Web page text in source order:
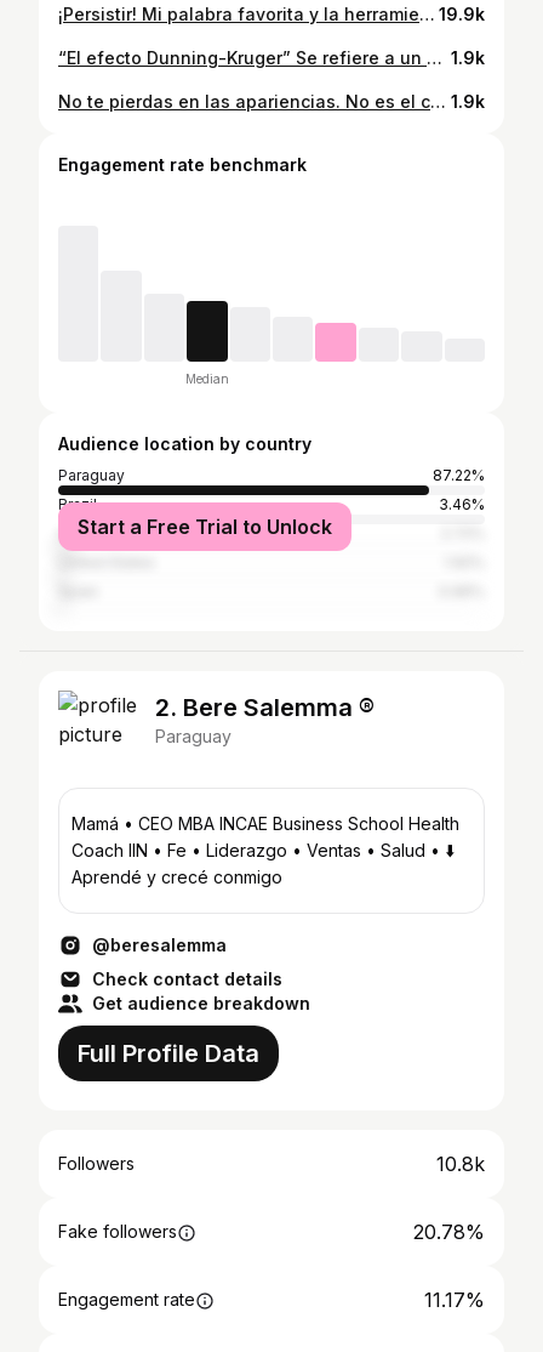
¡Persistir! Mi palabra favorita y la herramienta que más enseño a mis pacientes 🤩 Persistir no es resistir… Persistir no es aguantar… Persistir es no depositar tu valía en la opinión de los demás… Persistir no es ser arrogante… Persistir es invertir tiempo y energía en aquello que creemos con el alma. Persistir es levantarse, aprender de los propios errores siendo una mejor versión cada vez. Persistir no tiene nada que ver con picharse ni bloquearse cuando algo en el camino no sale como se esperaba. Persistir es vivir con humildad, aprendiendo las herramientas que faltan y fortaleciendo las que se tienen. Persistir es ser delicado, buena gente y muy valiente🤗 No te olvides lo que siempre repito: cuanto más trabas te ponen en el camino, más recetas para lograrlo te dan😉 Persistir es existir con felicidad. Te abrazo con el alma y te invito a “persistir” Fátima LM #persistir #persistirsiempre #psicologiapositiva #entrenamientomental #saludmental #autoconocimiento 19.9k
“El efecto Dunning-Kruger” Se refiere a un sesgo cognitivo en el que las personas con poca competencia en un área tienden a sobreestimar su capacidad y conocimiento en esa área. Esto genera una confianza excesiva y una falsa percepción de superioridad. Por el contrario, quienes poseen mayores competencias suelen subestimar sus habilidades y dudar de sí mismos. Esta paradoja psicológica nos acompaña en muchos ámbitos de la vida, especialmente en entornos profesionales y académicos. Dunning y Kruger se inspiraron en frases célebres como: “La ignorancia genera confianza más a menudo que el conocimiento” - Charles Darwin “Uno de los problemas de nuestro tiempo es que los ignorantes están seguros de todo y los inteligentes, llenos de dudas” - Bertrand Russell Recordar este efecto nos ayuda a ser más conscientes de nuestras limitaciones y a fomentar una actitud de aprendizaje continuo. Es importante entender que ser humilde no significa ocultar tus conocimientos y dones. Ser humilde es en realidad estar abierto a nuevos aprendizajes y respetar con mucha educación otros puntos de vista. Te lo dejo para reflexionar 🫶🏻 Un abrazo con el alma. Fátima 😘 1.9k
No te pierdas en las apariencias. No es el camino… Finalmente lo que los demás captan es tu esencia. Es inevitable tarde o temprano. Esa luz resplandeciente que todos anhelan tener en realidad esta forjada con humildad, calidad humana y valores. Lo que auténticamente te define es tu manera de tratar a los demás. Ése es el camino… No lo olvides😊 Te lo dejo para reflexionar 😘 ¡Te abrazo con el alma! Fátima L.M. 1.9k
Engagement rate benchmark
Median
Audience location by country
Paraguay
87.22%
Brazil
3.46%
Argentina
Start a Free Trial to Unlock
2. Bere Salemma ®️
Paraguay
Mamá • CEO MBA INCAE Business School Health
Coach IIN • Fe • Liderazgo • Ventas • Salud • ⬇️
Aprendé y crecé conmigo
@beresalemma
Check contact details
Get audience breakdown
Full Profile Data
Followers 10.8k
Fake followers 20.78%
Engagement rate 11.17%